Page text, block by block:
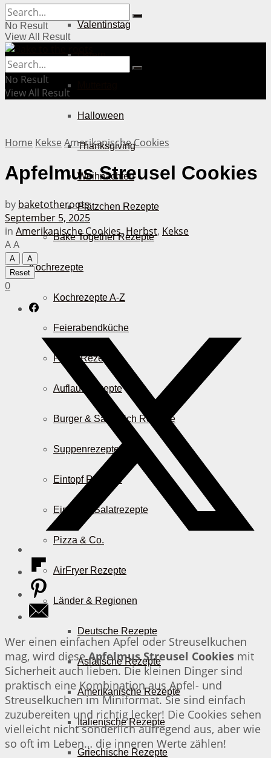
Valentinstag
Ostern
Halloween
Thanksgiving
Weihnachten
Plätzchen Rezepte
Bake Together Rezepte
Kochrezepte
Kochrezepte A-Z
Feierabendküche
Pasta Rezepte
Auflauf Rezepte
Burger & Sandwich Rezepte
Suppenrezepte
Eintopf Rezepte
Einfache Salatrezepte
Pizza & Co.
AirFryer Rezepte
Länder & Regionen
Deutsche Rezepte
Asiatische Rezepte
Amerikanische Rezepte
Italienische Rezepte
Griechische Rezepte
No Result
View All Result
No Result
View All Result
Home Kekse Amerikanische Cookies
Apfelmus Streusel Cookies
by baketotheroots
September 5, 2025
in Amerikanische Cookies,Herbst, Kekse
AA
A
A
Reset
0
Wer einen einfachen Apfel oder Streuselkuchen
mag, wird dieseApfelmus Streusel Cookies mit
Sicherheit auch lieben. Die kleinen Dinger sind
praktisch eine Kombination aus Apfel- und
Streuselkuchen im Miniformat. Sie sind einfach
zuzubereiten und richtig lecker! Die Cookies sehen
vielleicht nicht sonderlich aufregend aus, aber wie
so oft im Leben… die inneren Werte zählen!